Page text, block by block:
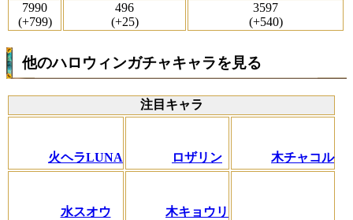
7990
(+799)
496
(+25)
3597
(+540)
他のハロウィンガチャキャラを見る
注目キャラ
火ヘラLUNA ロザリン 木チャコル
水スオウ
木キョウリ